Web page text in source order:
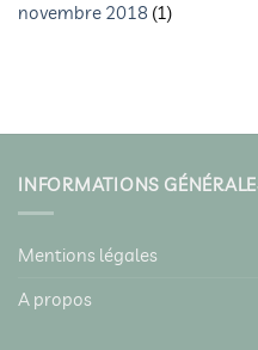
novembre 2018 (1)
INFORMATIONS
Mentions légales
A propos